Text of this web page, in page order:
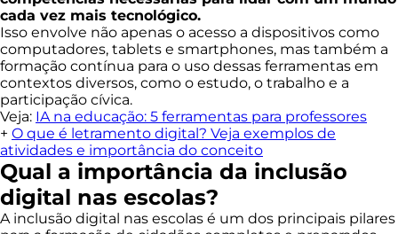
cada vez mais tecnológico.
Isso envolve não apenas o acesso a dispositivos como
computadores, tablets e smartphones, mas também a
formação contínua para o uso dessas ferramentas em
contextos diversos, como o estudo, o trabalho e a
participação cívica.
Veja: IA na educação: 5 ferramentas para professores
+ O que é letramento digital? Veja exemplos de
atividades e importância do conceito
Qual a importância da inclusão
digital nas escolas?
A inclusão digital nas escolas é um dos principais pilares